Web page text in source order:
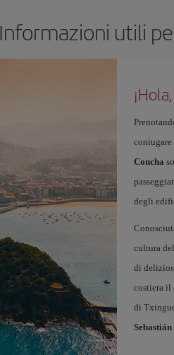
Informazioni utili
coniugare
Concha
degli
cultura
di
costiera il
di
Sebastián